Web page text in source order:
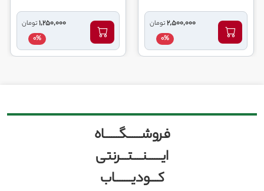
2,500,000تومان
1,250,000تومان
فروشــــــگــــــاه
ایــــــنــــتـــرنتی
کـــودیـــــــاب